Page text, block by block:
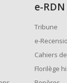
e-RDN
Tribune
e-
Cahiers
Florilège